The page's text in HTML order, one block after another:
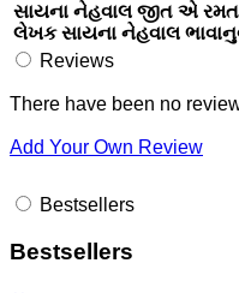
સાયના નેહવાલ જીત એ
લેખક સાયના નેહવાલ
Reviews
There have been no
Add Your Own Review
Bestsellers
Bestsellers